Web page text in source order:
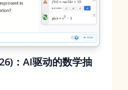
：AI驱动的数学抽